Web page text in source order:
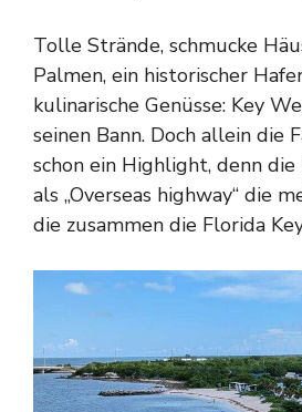
Tolle Strände, schmucke
Palmen, ein historischer
kulinarische Genüsse: Key
seinen Bann. Doch allein die
schon ein Highlight, denn
als „Overseas highway“ die
die zusammen die Florida